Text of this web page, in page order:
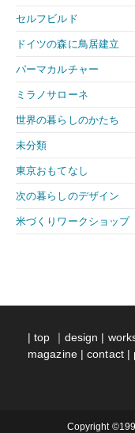
セルフビルド
ドイツの森に鳥居建立
パーマカルチャー
ミラノサローネ
世界の暮らしのかたち
未分類
東京おもてなし
次の暮らしのデザイン
米づくりワークショップ
|top ｜ design |
magazine|contact |
Copyright